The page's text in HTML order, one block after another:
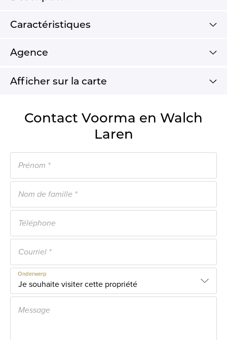
Caractéristiques
Agence
Afficher sur la carte
Contact Voorma en Walch
Laren
Onderwerp